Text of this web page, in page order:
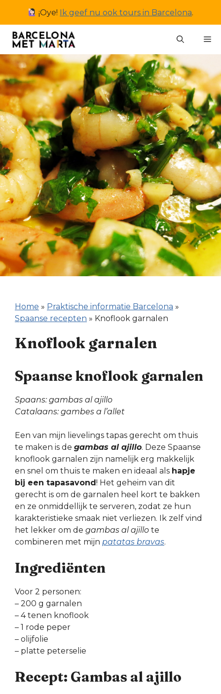
inhoud
¡Oye! Ik geef nu ook tours in Barcelona.
Home » Praktische informatie Barcelona »
Spaanse recepten » Knoflook garnalen
Knoflook garnalen
Spaanse knoflook garnalen
Spaans: gambas al ajillo
Catalaans: gambes a l’allet
Een van mijn lievelings tapas gerecht om thuis
te maken is de gambas al ajillo. Deze Spaanse
knoflook garnalen zijn namelijk erg makkelijk
en snel om thuis te maken en ideaal als hapje
bij een tapasavond! Het geheim van dit
gerecht is om de garnalen heel kort te bakken
en ze onmiddellijk te serveren, zodat ze hun
karakteristieke smaak niet verliezen. Ik zelf vind
het lekker om de gambas al ajillo te
combineren met mijn patatas bravas.
Ingrediënten
Voor 2 personen:
– 200 g garnalen
– 4 tenen knoflook
– 1 rode peper
– olijfolie
– platte peterselie
Recept: Gambas al ajillo